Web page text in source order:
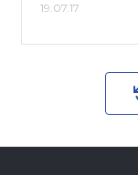
19.07.17